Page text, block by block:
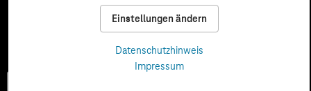
Einstellungen ändern
Datenschutzhinweis
Impressum